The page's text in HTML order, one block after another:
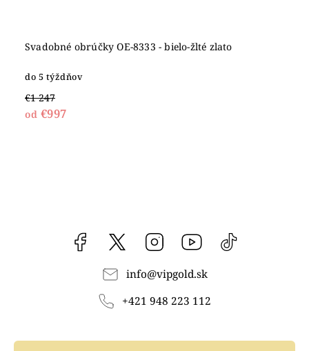
Svadobné obrúčky OE-8333 - bielo-žlté zlato
do 5 týždňov
€1 247
od €997
Facebook vipgoldsk Instagram YouTube
info@vipgold.sk
+421 948 223 112